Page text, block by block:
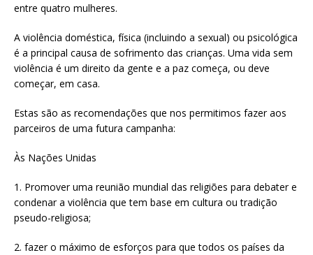
entre quatro mulheres.
A violência doméstica, física (incluindo a sexual) ou psicológica
é a principal causa de sofrimento das crianças. Uma vida sem
violência é um direito da gente e a paz começa, ou deve
começar, em casa.
Estas são as recomendações que nos permitimos fazer aos
parceiros de uma futura campanha:
Às Nações Unidas
1. Promover uma reunião mundial das religiões para debater e
condenar a violência que tem base em cultura ou tradição
pseudo-religiosa;
2. fazer o máximo de esforços para que todos os países da